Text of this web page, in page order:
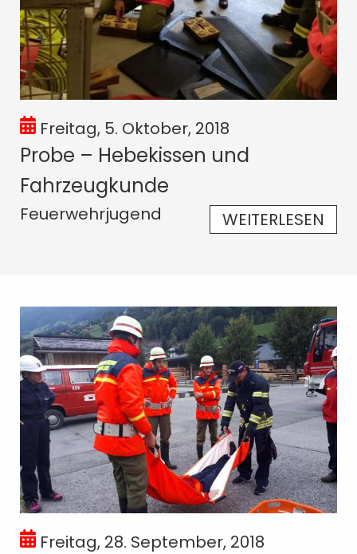
Freitag, 5. Oktober, 2018
Probe – Hebekissen und
Fahrzeugkunde
Feuerwehrjugend WEITERLESEN
Freitag, 28. September, 2018